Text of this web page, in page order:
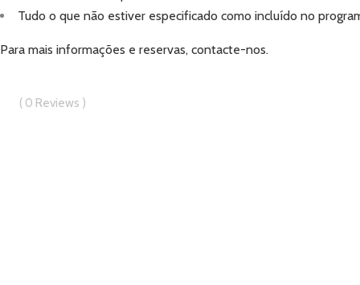
Tudo o que não estiver especificado como incluído no
Para mais informações e reservas, contacte-nos.
0 Reviews